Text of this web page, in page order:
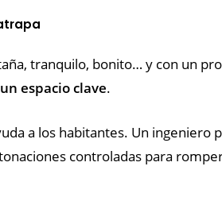
tranquilo, bonito… y con un
espacio clave.
a los habitantes. Un
controladas para